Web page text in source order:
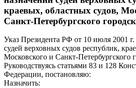
краевых, областных судов,
Санкт-Петербургского
Указ Президента РФ от 10 июля 2001
судей верховных судов республик,
Московского и Санкт-Петербургского
Руководствуясь статьями 83 и 128
Федерации, постановляю:
Назначить: